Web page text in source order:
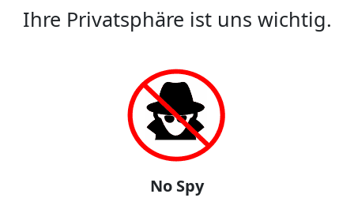
Ihre Privatsphäre ist uns wichtig.
No Spy